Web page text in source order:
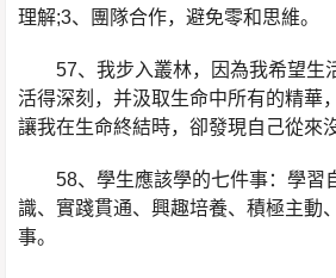
理解;3、團隊合作，避免零和思維。
57、我步入叢林，因為我希望生
活得深刻，并汲取生命中所有的精華
讓我在生命終結時，卻發現自己從來
58、學生應該學的七件事：學習
識、實踐貫通、興趣培養、積極主動
事。